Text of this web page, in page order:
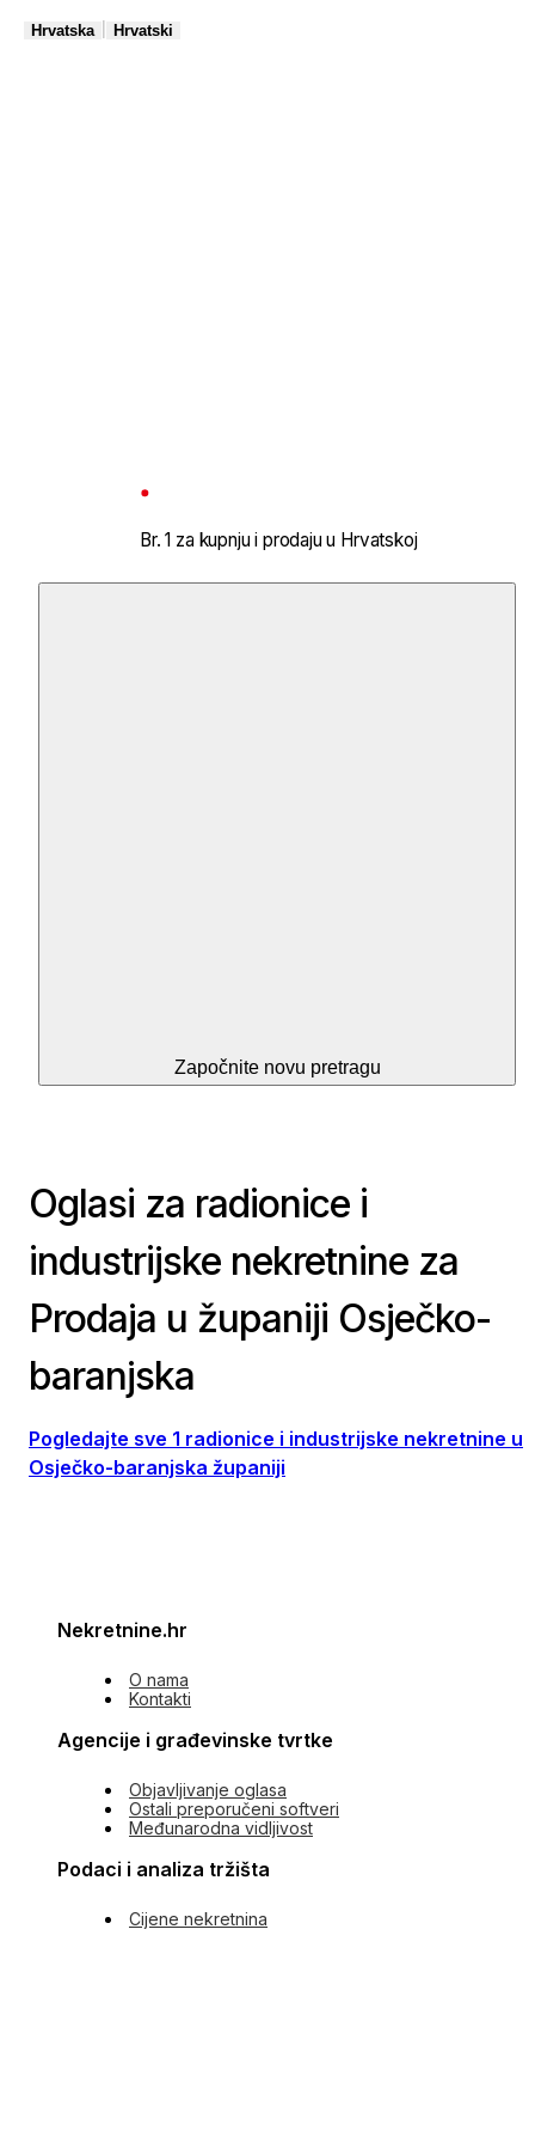
Hrvatska Hrvatski
Br. 1 za kupnju i prodaju u Hrvatskoj
Započnite novu pretragu
Oglasi za radionice i
industrijske nekretnine za
Prodaja u županiji Osječko-
baranjska
Pogledajte sve 1 radionice i industrijske nekretnine u
Osječko-baranjska županiji
Nekretnine.hr
O nama
Kontakti
Agencije i građevinske tvrtke
Objavljivanje oglasa
Ostali preporučeni softveri
Međunarodna vidljivost
Podaci i analiza tržišta
Cijene nekretnina